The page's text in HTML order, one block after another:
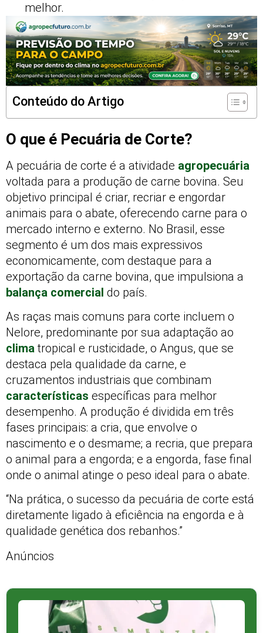
melhor.
Conteúdo do Artigo
O que é Pecuária de Corte?
A pecuária de corte é a atividade agropecuária
voltada para a produção de carne bovina. Seu
objetivo principal é criar, recriar e engordar
animais para o abate, oferecendo carne para o
mercado interno e externo. No Brasil, esse
segmento é um dos mais expressivos
economicamente, com destaque para a
exportação da carne bovina, que impulsiona a
balança comercial do país.
As raças mais comuns para corte incluem o
Nelore, predominante por sua adaptação ao
climatropical e rusticidade, o Angus, que se
destaca pela qualidade da carne, e
cruzamentos industriais que combinam
características específicas para melhor
desempenho. A produção é dividida em três
fases principais: a cria, que envolve o
nascimento e o desmame; a recria, que prepara
o animal para a engorda; e a engorda, fase final
onde o animal atinge o peso ideal para o abate.
“Na prática, o sucesso da pecuária de corte está
diretamente ligado à eficiência na engorda e à
qualidade genética dos rebanhos.”
Anúncios